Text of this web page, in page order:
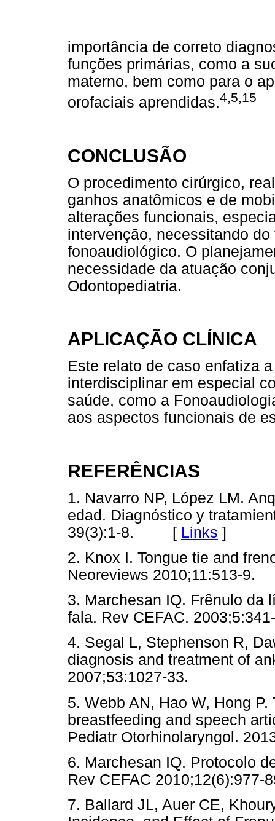
importância de correto
funções primárias, como a
materno, bem como para o
orofaciais aprendidas.4,5,15
CONCLUSÃO
O procedimento cirúrgico,
ganhos anatômicos e de
alterações funcionais,
intervenção, necessitando
fonoaudiológico. O
necessidade da atuação
Odontopediatria.
APLICAÇÃO CLÍNICA
Este relato de caso enfatiza
interdisciplinar em especial
saúde, como a
aos aspectos funcionais de
REFERÊNCIAS
1. Navarro NP, López LM.
edad. Diagnóstico y
39(3):1-8. [ Links ]
2. Knox I. Tongue tie and
Neoreviews 2010;11:513-9.
3. Marchesan IQ. Frênulo da
fala. Rev CEFAC.
4. Segal L, Stephenson R,
diagnosis and treatment of
2007;53:1027-33.
5. Webb AN, Hao W, Hong
breastfeeding and speech
Pediatr Otorhinolaryngol.
6. Marchesan IQ. Protocolo
Rev CEFAC 2010;12(6):977-
7. Ballard JL, Auer CE,